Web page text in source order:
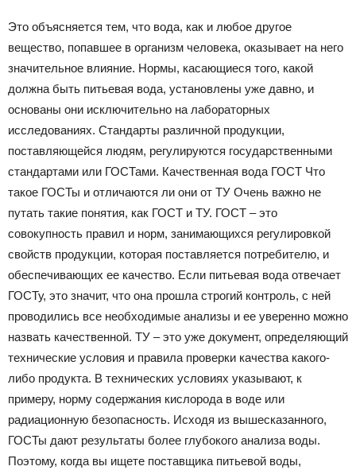
Тюменцевский
район
Это объясняется тем, что вода, как и любое другое
вещество, попавшее в организм человека, оказывает на него
значительное влияние. Нормы, касающиеся того, какой
должна быть питьевая вода, установлены уже давно, и
основаны они исключительно на лабораторных
исследованиях. Стандарты различной продукции,
поставляющейся людям, регулируются государственными
стандартами или ГОСТами. Качественная вода ГОСТ Что
такое ГОСТы и отличаются ли они от ТУ Очень важно не
путать такие понятия, как ГОСТ и ТУ. ГОСТ – это
совокупность правил и норм, занимающихся регулировкой
свойств продукции, которая поставляется потребителю, и
обеспечивающих ее качество. Если питьевая вода отвечает
ГОСТу, это значит, что она прошла строгий контроль, с ней
проводились все необходимые анализы и ее уверенно можно
назвать качественной. ТУ – это уже документ, определяющий
технические условия и правила проверки качества какого-
либо продукта. В технических условиях указывают, к
примеру, норму содержания кислорода в воде или
радиационную безопасность. Исходя из вышесказанного,
ГОСТы дают результаты более глубокого анализа воды.
Поэтому, когда вы ищете поставщика питьевой воды,